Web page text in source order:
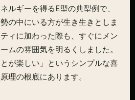
ルギーを得るE型の典型例で、
の中にいる方が生き生きとしま
ィに加わった際も、すぐにメン
ムの雰囲気を明るくしました。
とが楽しい」というシンプルな喜
理の根底にあります。